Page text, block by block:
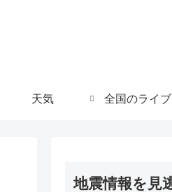
天気 全国のライ
地震情報を見